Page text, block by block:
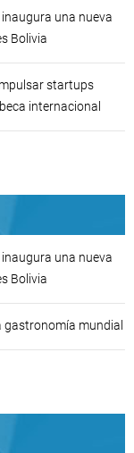
una nueva
Bolivia
startups
internacional
una nueva
Bolivia
gastronomía mundial